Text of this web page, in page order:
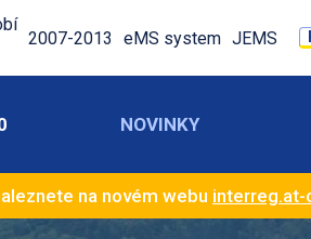
2007-2013 eMS system JEMS
NOVINKY
na novém webu interreg.at-